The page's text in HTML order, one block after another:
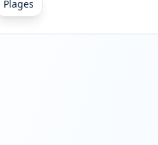
Plages